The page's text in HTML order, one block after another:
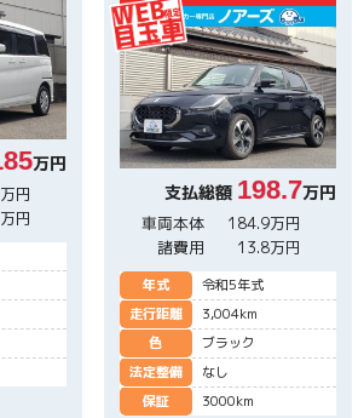
万円
円
円
支払総額 198.7万円
車両本体
184.9万円
諸費用
13.8万円
年式
令和5年式
走行距離
3,004km
色
ブラック
法定整備
なし
保証
3000km